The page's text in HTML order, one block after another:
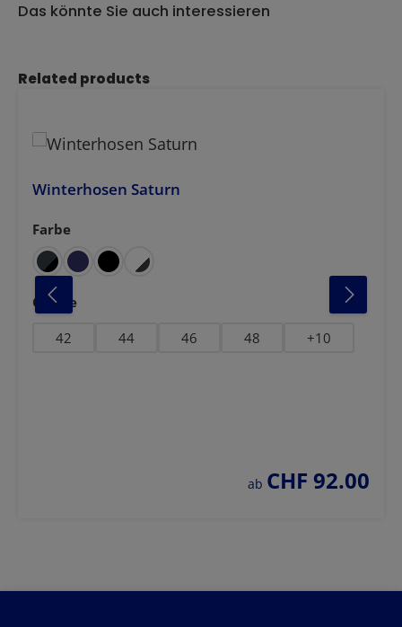
Das könnte Sie auch interessieren
Produktgalerie überspringen
Related products
Winterhosen Saturn
Farbe
auswählen
Grösse
42 44 46 48 +10
regulärer preis:
ab CHF 92.00
blau
schwarz